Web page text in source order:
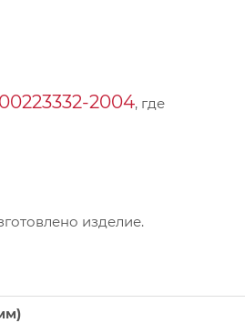
2004, где
изделие.